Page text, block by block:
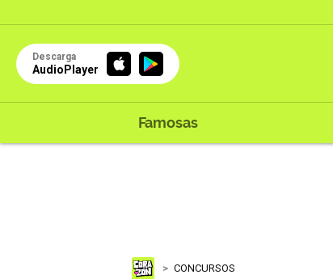
Descarga
AudioPlayer
Famosas
CONCURSOS